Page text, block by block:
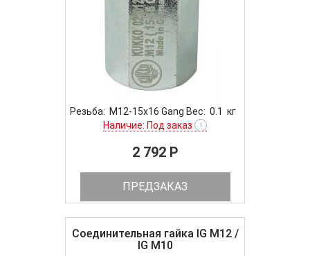
Резьба: M12-15x16 Gang Вес: 0.1 кг
Наличие: Под заказ
!
2 792 P
ПРЕДЗАКАЗ
Соединительная гайка IG M12 /
IG M10